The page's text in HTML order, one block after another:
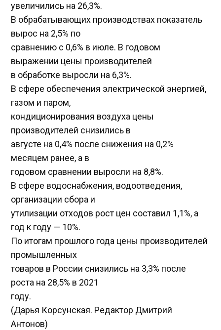
увеличились на 26,3%.
В обрабатывающих производствах показатель
вырос на 2,5% по
сравнению с 0,6% в июле. В годовом
выражении цены производителей
в обработке выросли на 6,3%.
В сфере обеспечения электрической энергией,
газом и паром,
кондиционирования воздуха цены
производителей снизились в
августе на 0,4% после снижения на 0,2%
месяцем ранее, а в
годовом сравнении выросли на 8,8%.
В сфере водоснабжения, водоотведения,
организации сбора и
утилизации отходов рост цен составил 1,1%, а
год к году — 10%.
По итогам прошлого года цены производителей
промышленных
товаров в России снизились на 3,3% после
роста на 28,5% в 2021
году.
(Дарья Корсунская. Редактор Дмитрий
Антонов)